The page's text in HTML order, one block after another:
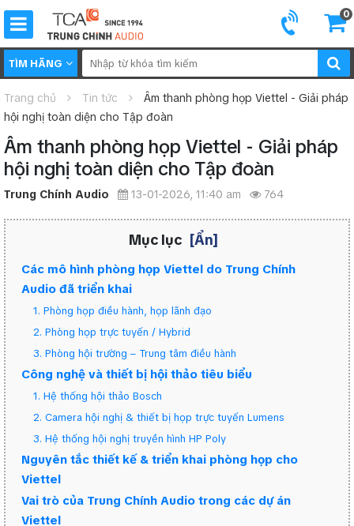
0
TÌM HÃNG
Trang chủ Tin tức
Âm thanh phòng họp Viettel - Giải pháp
hội nghị toàn diện cho Tập đoàn
Âm thanh phòng họp Viettel - Giải pháp
hội nghị toàn diện cho Tập đoàn
Trung Chính Audio 13-01-2026, 11:40 am 764
Mục lục [Ẩn]
Các mô hình phòng họp Viettel do Trung Chính
Audio đã triển khai
1. Phòng họp điều hành, họp lãnh đạo
2. Phòng họp trực tuyến / Hybrid
3. Phòng hội trường – Trung tâm điều hành
Công nghệ và thiết bị hội thảo tiêu biểu
1. Hệ thống hội thảo Bosch
2. Camera hội nghị & thiết bị họp trực tuyến Lumens
3. Hệ thống hội nghị truyền hình HP Poly
Nguyên tắc thiết kế & triển khai phòng họp cho
Viettel
Vai trò của Trung Chính Audio trong các dự án
Viettel